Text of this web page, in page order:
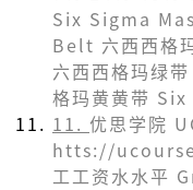
Six Sigma
Belt 六⻄西格
六⻄西格玛绿
格玛⻩黄带
11. 优思学院
htts://
⼯工资⽔水平